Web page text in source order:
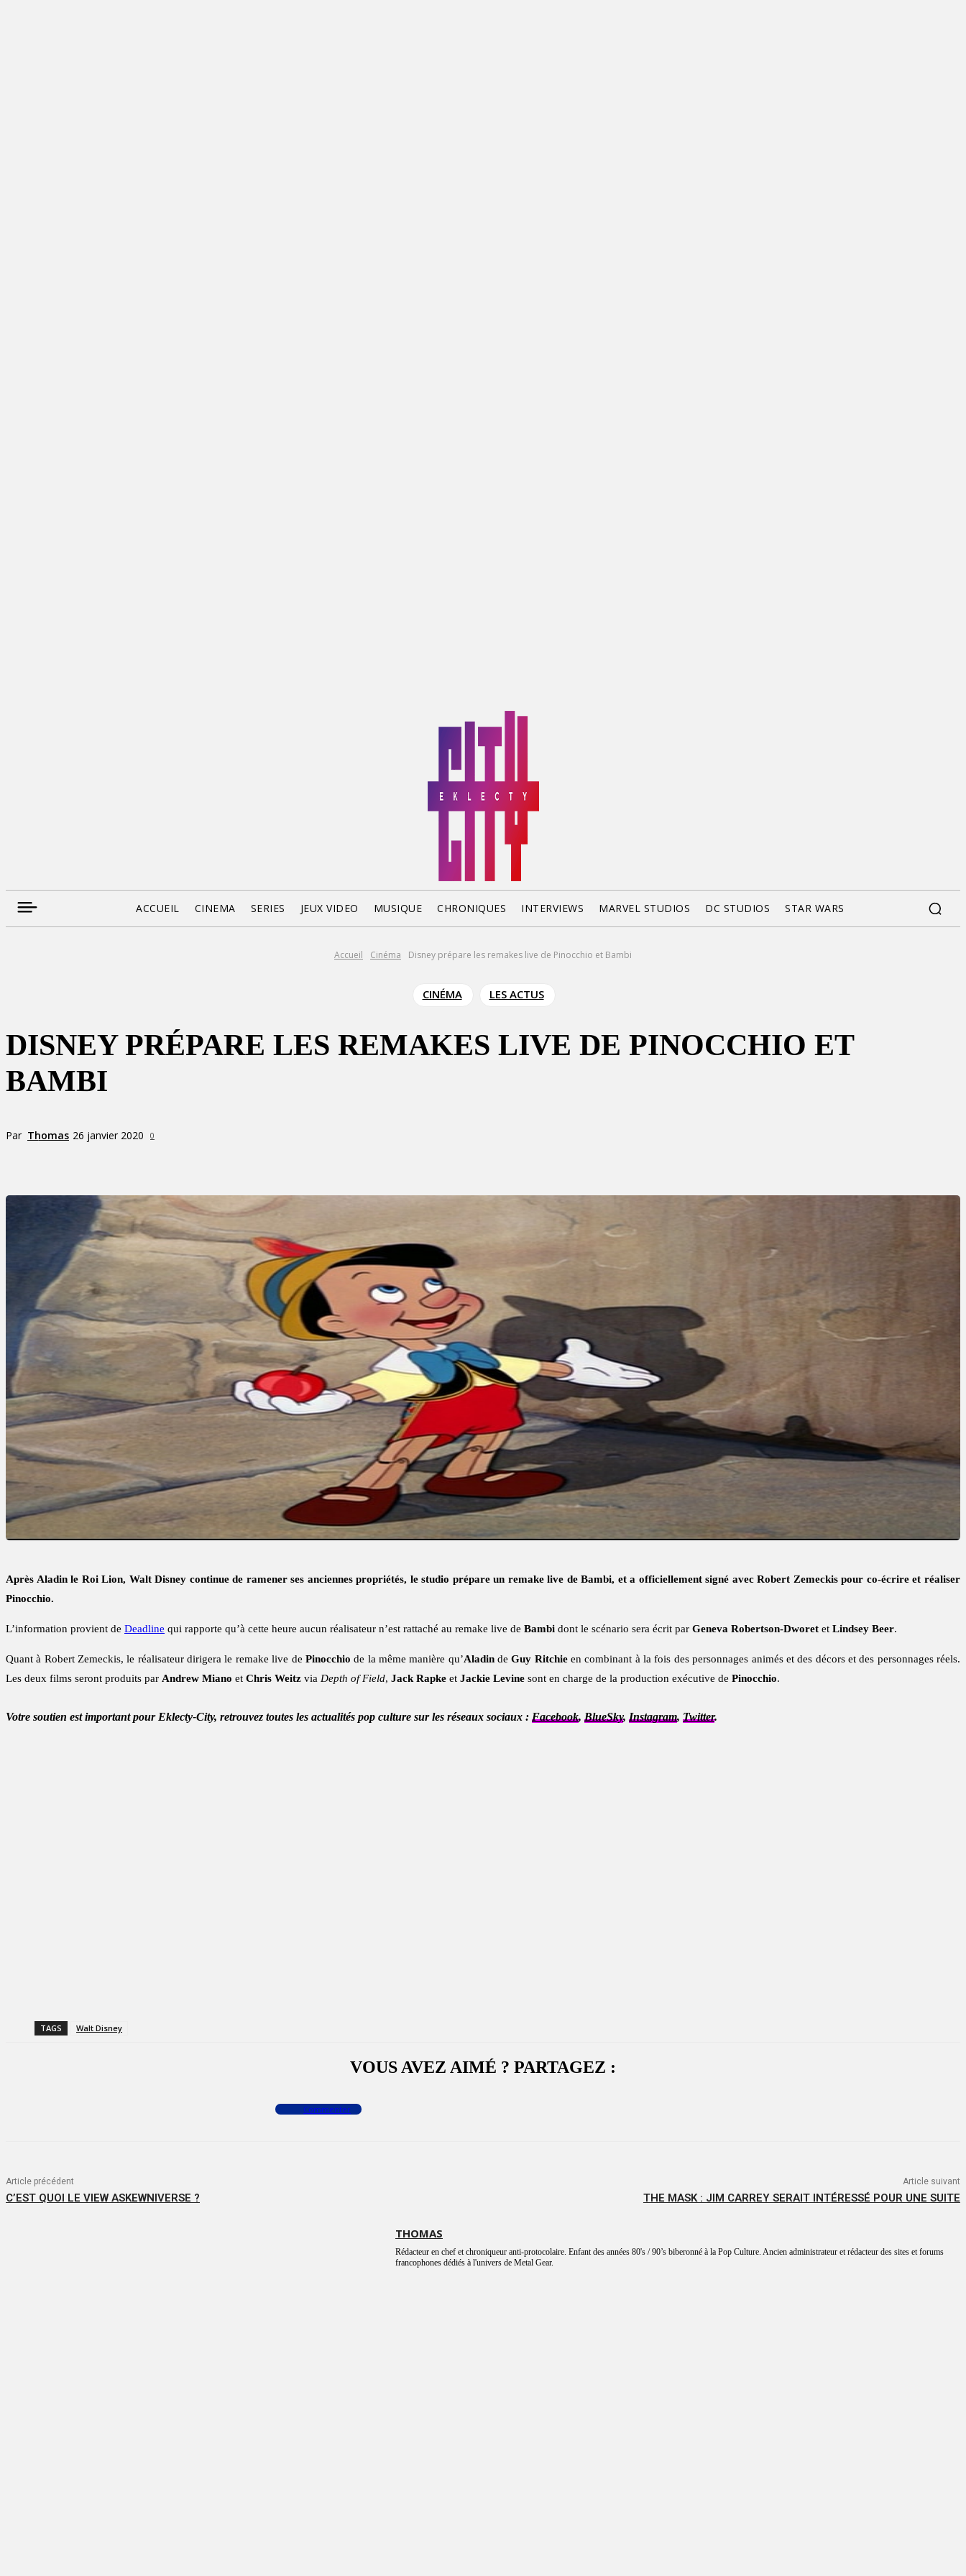
ACCUEIL CINEMA SERIES JEUX VIDEO MUSIQUE CHRONIQUES INTERVIEWS MARVEL STUDIOS DC STUDIOS STAR WARS
Accueil Cinéma Disney prépare les remakes live de Pinocchio et Bambi
CINÉMA LES ACTUS
DISNEY PRÉPARE LES REMAKES LIVE DE PINOCCHIO ET
BAMBI
Par Thomas 26 janvier 2020 0
Après Aladin le Roi Lion, Walt Disney continue de ramener ses anciennes propriétés, le studio prépare un remake live de Bambi, et a officiellement signé avec Robert Zemeckis pour co-écrire et réaliser
Pinocchio.
L’information provient de Deadline qui rapporte qu’à cette heure aucun réalisateur n’est rattaché au remake live de Bambi dont le scénario sera écrit par Geneva Robertson-Dworet et Lindsey Beer.
Quant à Robert Zemeckis, le réalisateur dirigera le remake live de Pinocchio de la même manière qu’AladindeGuy Ritchieen combinant à la fois des personnages animés et des décors et des personnages réels.
Les deux films seront produits par Andrew Miano et Chris Weitz via Depth of Field, Jack Rapke et Jackie Levine sont en charge de la production exécutive de Pinocchio.
Votre soutien est important pour Eklecty-City, retrouvez toutes les actualités pop culture sur les réseaux sociaux : Facebook, BlueSky, Instagram, Twitter.
TAGS Walt Disney
VOUS AVEZ AIMÉ ? PARTAGEZ :
Commenter
Article précédent
C’EST QUOI LE VIEW ASKEWNIVERSE ?
Article suivant
THE MASK : JIM CARREY SERAIT INTÉRESSÉ POUR UNE SUITE
THOMAS
Rédacteur en chef et chroniqueur anti-protocolaire. Enfant des années 80's / 90’s biberonné à la Pop Culture. Ancien administrateur et rédacteur des sites et forums
francophones dédiés à l'univers de Metal Gear.